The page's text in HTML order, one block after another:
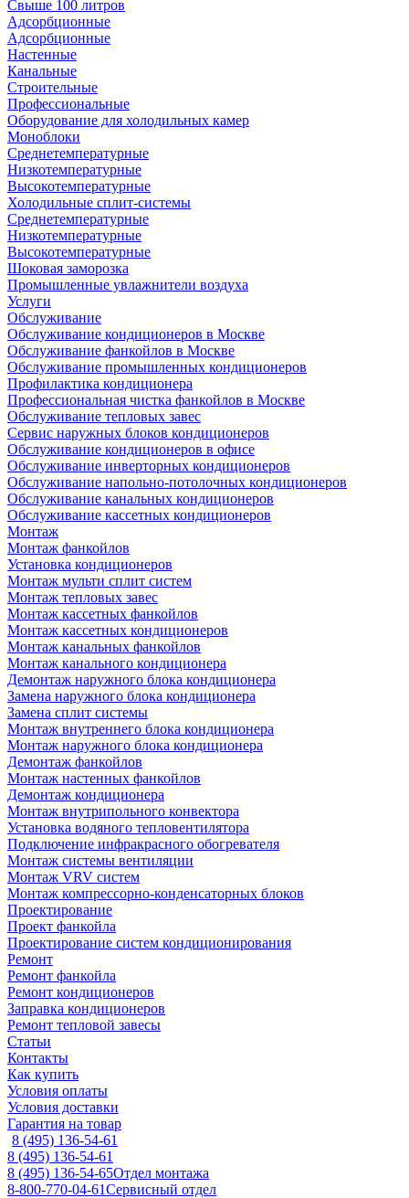
Свыше 100 литров
Адсорбционные
Адсорбционные
Настенные
Канальные
Строительные
Профессиональные
Оборудование для холодильных камер
Моноблоки
Среднетемпературные
Низкотемпературные
Высокотемпературные
Холодильные сплит-системы
Среднетемпературные
Низкотемпературные
Высокотемпературные
Шоковая заморозка
Промышленные увлажнители воздуха
Услуги
Обслуживание
Обслуживание кондиционеров в Москве
Обслуживание фанкойлов в Москве
Обслуживание промышленных кондиционеров
Профилактика кондиционера
Профессиональная чистка фанкойлов в Москве
Обслуживание тепловых завес
Сервис наружных блоков кондиционеров
Обслуживание кондиционеров в офисе
Обслуживание инверторных кондиционеров
Обслуживание напольно-потолочных кондиционеров
Обслуживание канальных кондиционеров
Обслуживание кассетных кондиционеров
Монтаж
Монтаж фанкойлов
Установка кондиционеров
Монтаж мульти сплит систем
Монтаж тепловых завес
Монтаж кассетных фанкойлов
Монтаж кассетных кондиционеров
Монтаж канальных фанкойлов
Монтаж канального кондиционера
Демонтаж наружного блока кондиционера
Замена наружного блока кондиционера
Замена сплит системы
Монтаж внутреннего блока кондиционера
Монтаж наружного блока кондиционера
Демонтаж фанкойлов
Монтаж настенных фанкойлов
Демонтаж кондиционера
Монтаж внутрипольного конвектора
Установка водяного тепловентилятора
Подключение инфракрасного обогревателя
Монтаж системы вентиляции
Монтаж VRV систем
Монтаж компрессорно-конденсаторных блоков
Проектирование
Проект фанкойла
Проектирование систем кондиционирования
Ремонт
Ремонт фанкойла
Ремонт кондиционеров
Заправка кондиционеров
Ремонт тепловой завесы
Статьи
Контакты
Как купить
Условия оплаты
Условия доставки
Гарантия на товар
8 (495) 136-54-61
8 (495) 136-54-61
8 (495) 136-54-65Отдел монтажа
8-800-770-04-61Сервисный отдел